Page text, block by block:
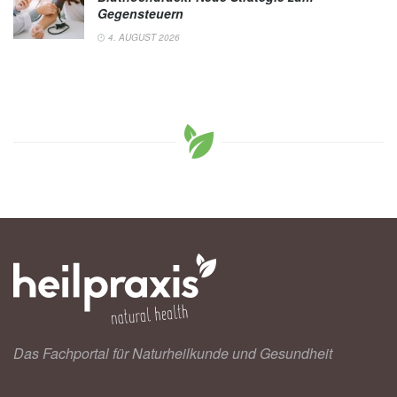
Gegensteuern
4. AUGUST 2026
Das Fachportal für Naturheilkunde und Gesundheit